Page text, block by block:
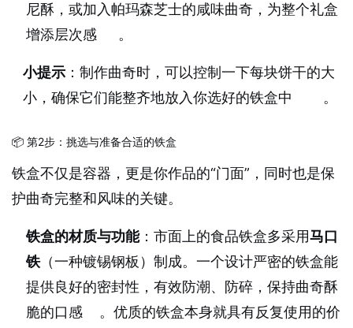
尼酥，或加入帕玛森芝士的咸味曲奇，为整个礼盒
增添层次感
。
小提示 ：制作曲奇时，可以控制一下每块饼干的大
小，确保它们能整齐地放入你选好的铁盒中
。
📦 第2步：挑选与准备合适的铁盒
铁盒不仅是容器，更是你作品的“门面”，同时也是保
护曲奇完整和风味的关键。
铁盒的材质与功能：市面上的食品铁盒多采用马口
铁（一种镀锡钢板）制成。一个设计严密的铁盒能
提供良好的密封性，有效防潮、防碎，保持曲奇酥
脆的口感
。优质的铁盒本身就具有反复使用的价